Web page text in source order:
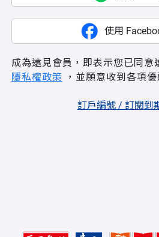
使用
成為遠見會員，即表示您已同意
隱私權政策 ，並願意收到各項優
訂戶編號 / 訂閱到